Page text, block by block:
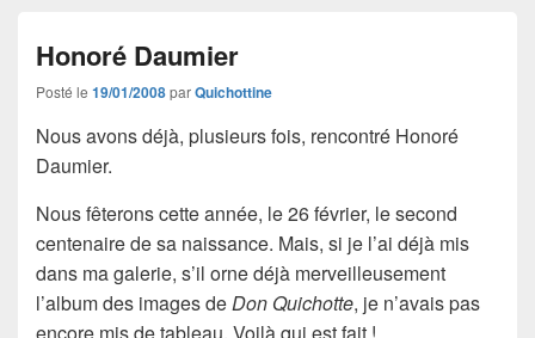
Honoré Daumier
Posté le 19/01/2008parQuichottine
Nous avons déjà, plusieurs fois, rencontré Honoré
Daumier.
Nous fêterons cette année, le 26 février, le second
centenaire de sa naissance. Mais, si je l’ai déjà mis
dans ma galerie, s’il orne déjà merveilleusement
l’album des images de Don Quichotte, je n’avais pas
encore mis de tableau. Voilà qui est fait !